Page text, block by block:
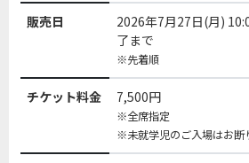
販売日
2026年7月27日(月)
了まで
※先着順
チケット料金 7,500円
※全席指定
※未就学児のご入場はお断